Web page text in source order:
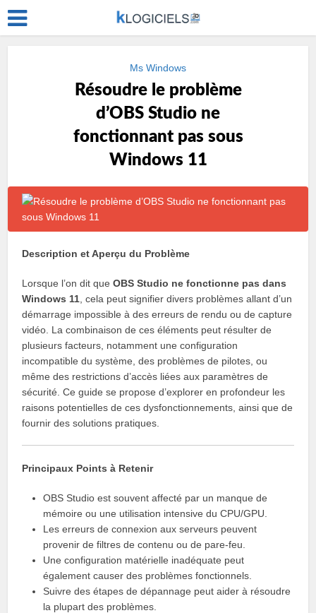
Ms Windows
Résoudre le problème
d’OBS Studio ne
fonctionnant pas sous
Windows 11
Description et Aperçu du Problème
Lorsque l’on dit queOBS Studio ne fonctionne pas dans
Windows 11 , cela peut signifier divers problèmes allant d’un
démarrage impossible à des erreurs de rendu ou de capture
vidéo. La combinaison de ces éléments peut résulter de
plusieurs facteurs, notamment une configuration
incompatible du système, des problèmes de pilotes, ou
même des restrictions d’accès liées aux paramètres de
sécurité. Ce guide se propose d’explorer en profondeur les
raisons potentielles de ces dysfonctionnements, ainsi que de
fournir des solutions pratiques.
Principaux Points à Retenir
OBS Studio est souvent affecté par un manque de
mémoire ou une utilisation intensive du CPU/GPU.
Les erreurs de connexion aux serveurs peuvent
provenir de filtres de contenu ou de pare-feu.
Une configuration matérielle inadéquate peut
également causer des problèmes fonctionnels.
Suivre des étapes de dépannage peut aider à résoudre
la plupart des problèmes.